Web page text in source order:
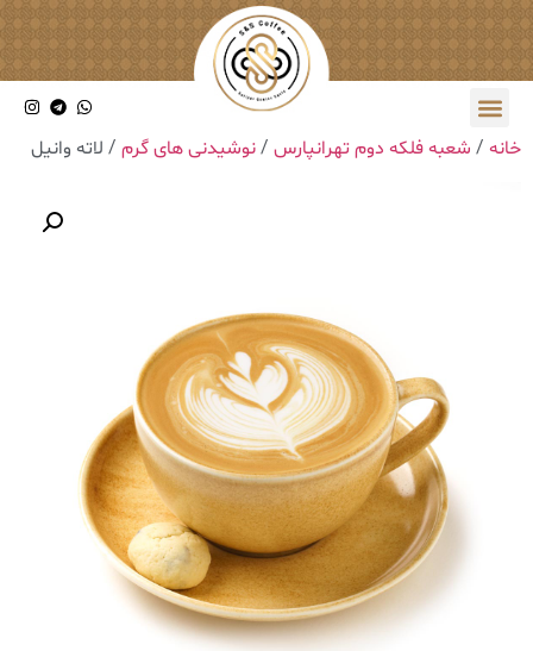
خانه / شعبه فلکه دوم تهرانپارس /نوشیدنی های گرم / ‎لاته وانیل